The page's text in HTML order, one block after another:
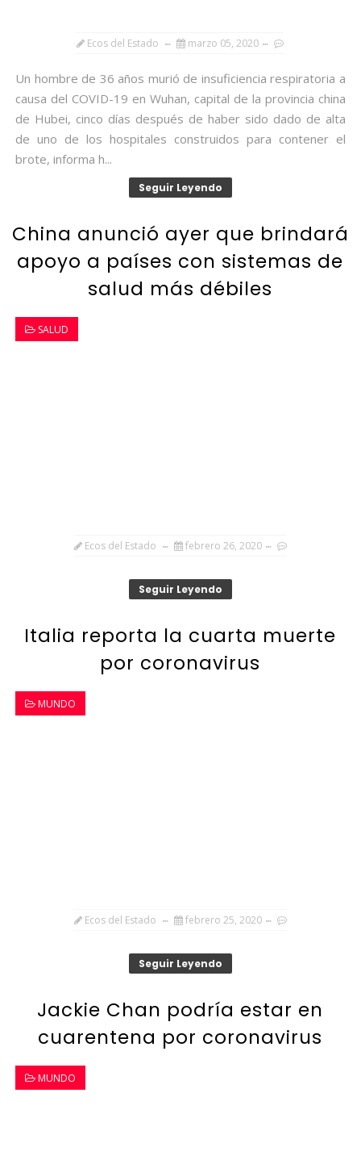
Ecos del Estado marzo 05, 2020
Un hombre de 36 años murió de insuficiencia respiratoria a
causa del COVID-19 en Wuhan, capital de la provincia china
de Hubei, cinco días después de haber sido dado de alta
de uno de los hospitales construidos para contener el
brote, informa h...
Seguir Leyendo
China anunció ayer que brindará
apoyo a países con sistemas de
salud más débiles
SALUD
Ecos del Estado febrero 26, 2020
Seguir Leyendo
Italia reporta la cuarta muerte
por coronavirus
MUNDO
Ecos del Estado febrero 25, 2020
Seguir Leyendo
Jackie Chan podría estar en
cuarentena por coronavirus
MUNDO